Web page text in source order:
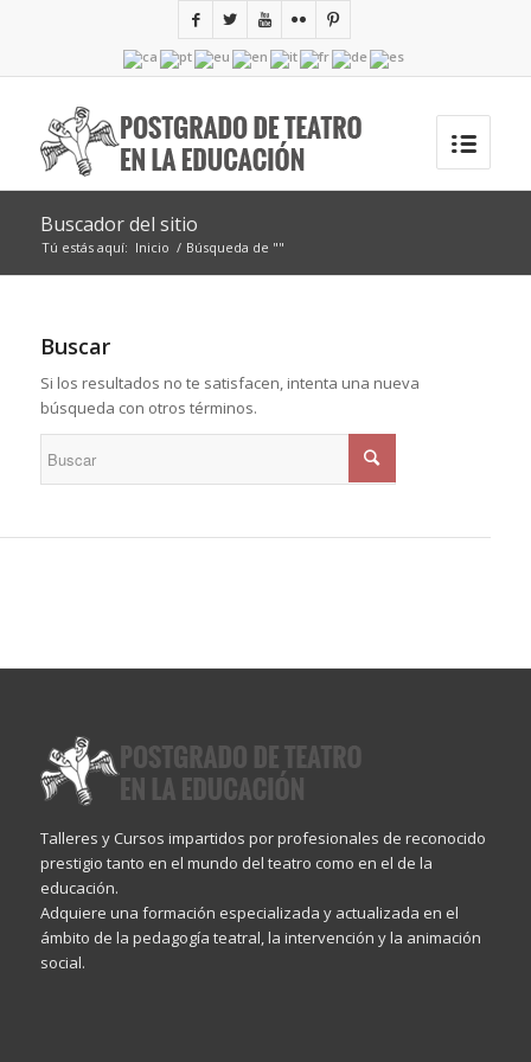
Buscador del sitio
Tú estás aquí: Inicio / Búsqueda de ""
Buscar
Si los resultados no te satisfacen, intenta una nueva
búsqueda con otros términos.
Talleres y Cursos impartidos por profesionales de reconocido
prestigio tanto en el mundo del teatro como en el de la
educación.
Adquiere una formación especializada y actualizada en el
ámbito de la pedagogía teatral, la intervención y la animación
social.